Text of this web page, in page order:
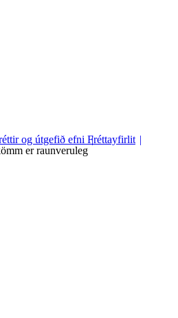
og útgefið efni Fréttayfirlit
er raunveruleg